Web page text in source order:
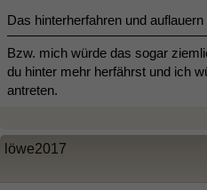
Das hinterherfahren und
Bzw. mich würde das sogar
du hinter mehr herfährst und ich
antreten.
löwe2017